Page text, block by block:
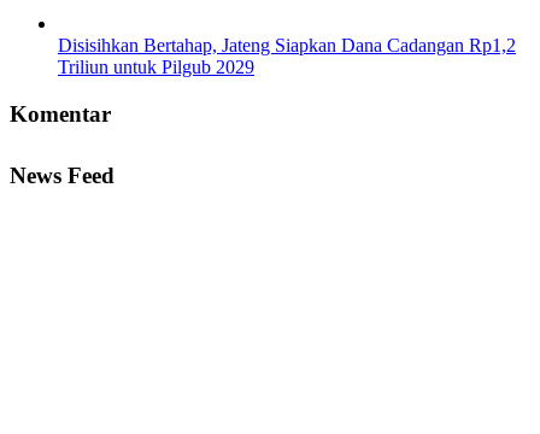
Disisihkan Bertahap, Jateng Siapkan Dana Cadangan Rp1,2
Triliun untuk Pilgub 2029
Komentar
News Feed